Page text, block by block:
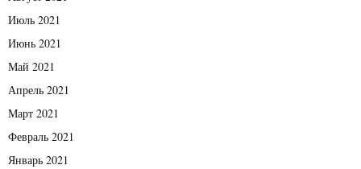
Июль 2021
Июнь 2021
Май 2021
Апрель 2021
Март 2021
Февраль 2021
Январь 2021